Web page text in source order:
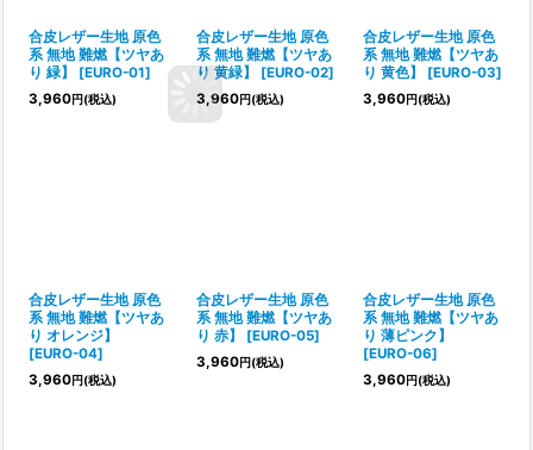
合皮レザー生地 原色
系 無地 難燃【ツヤあ
り 緑】
[EURO-01]
3,960円(税込)
合皮レザー生地 原色
系 無地 難燃【ツヤあ
り 黄緑】
[EURO-02]
3,960円(税込)
合皮レザー生地 原色
系 無地 難燃【ツヤあ
り 黄色】
[EURO-03]
3,960円(税込)
合皮レザー生地 原色
系 無地 難燃【ツヤあ
り オレンジ】
[EURO-04]
3,960円(税込)
合皮レザー生地 原色
系 無地 難燃【ツヤあ
り 赤】
[EURO-05]
3,960円(税込)
合皮レザー生地 原色
系 無地 難燃【ツヤあ
り 薄ピンク】
[EURO-06]
3,960円(税込)